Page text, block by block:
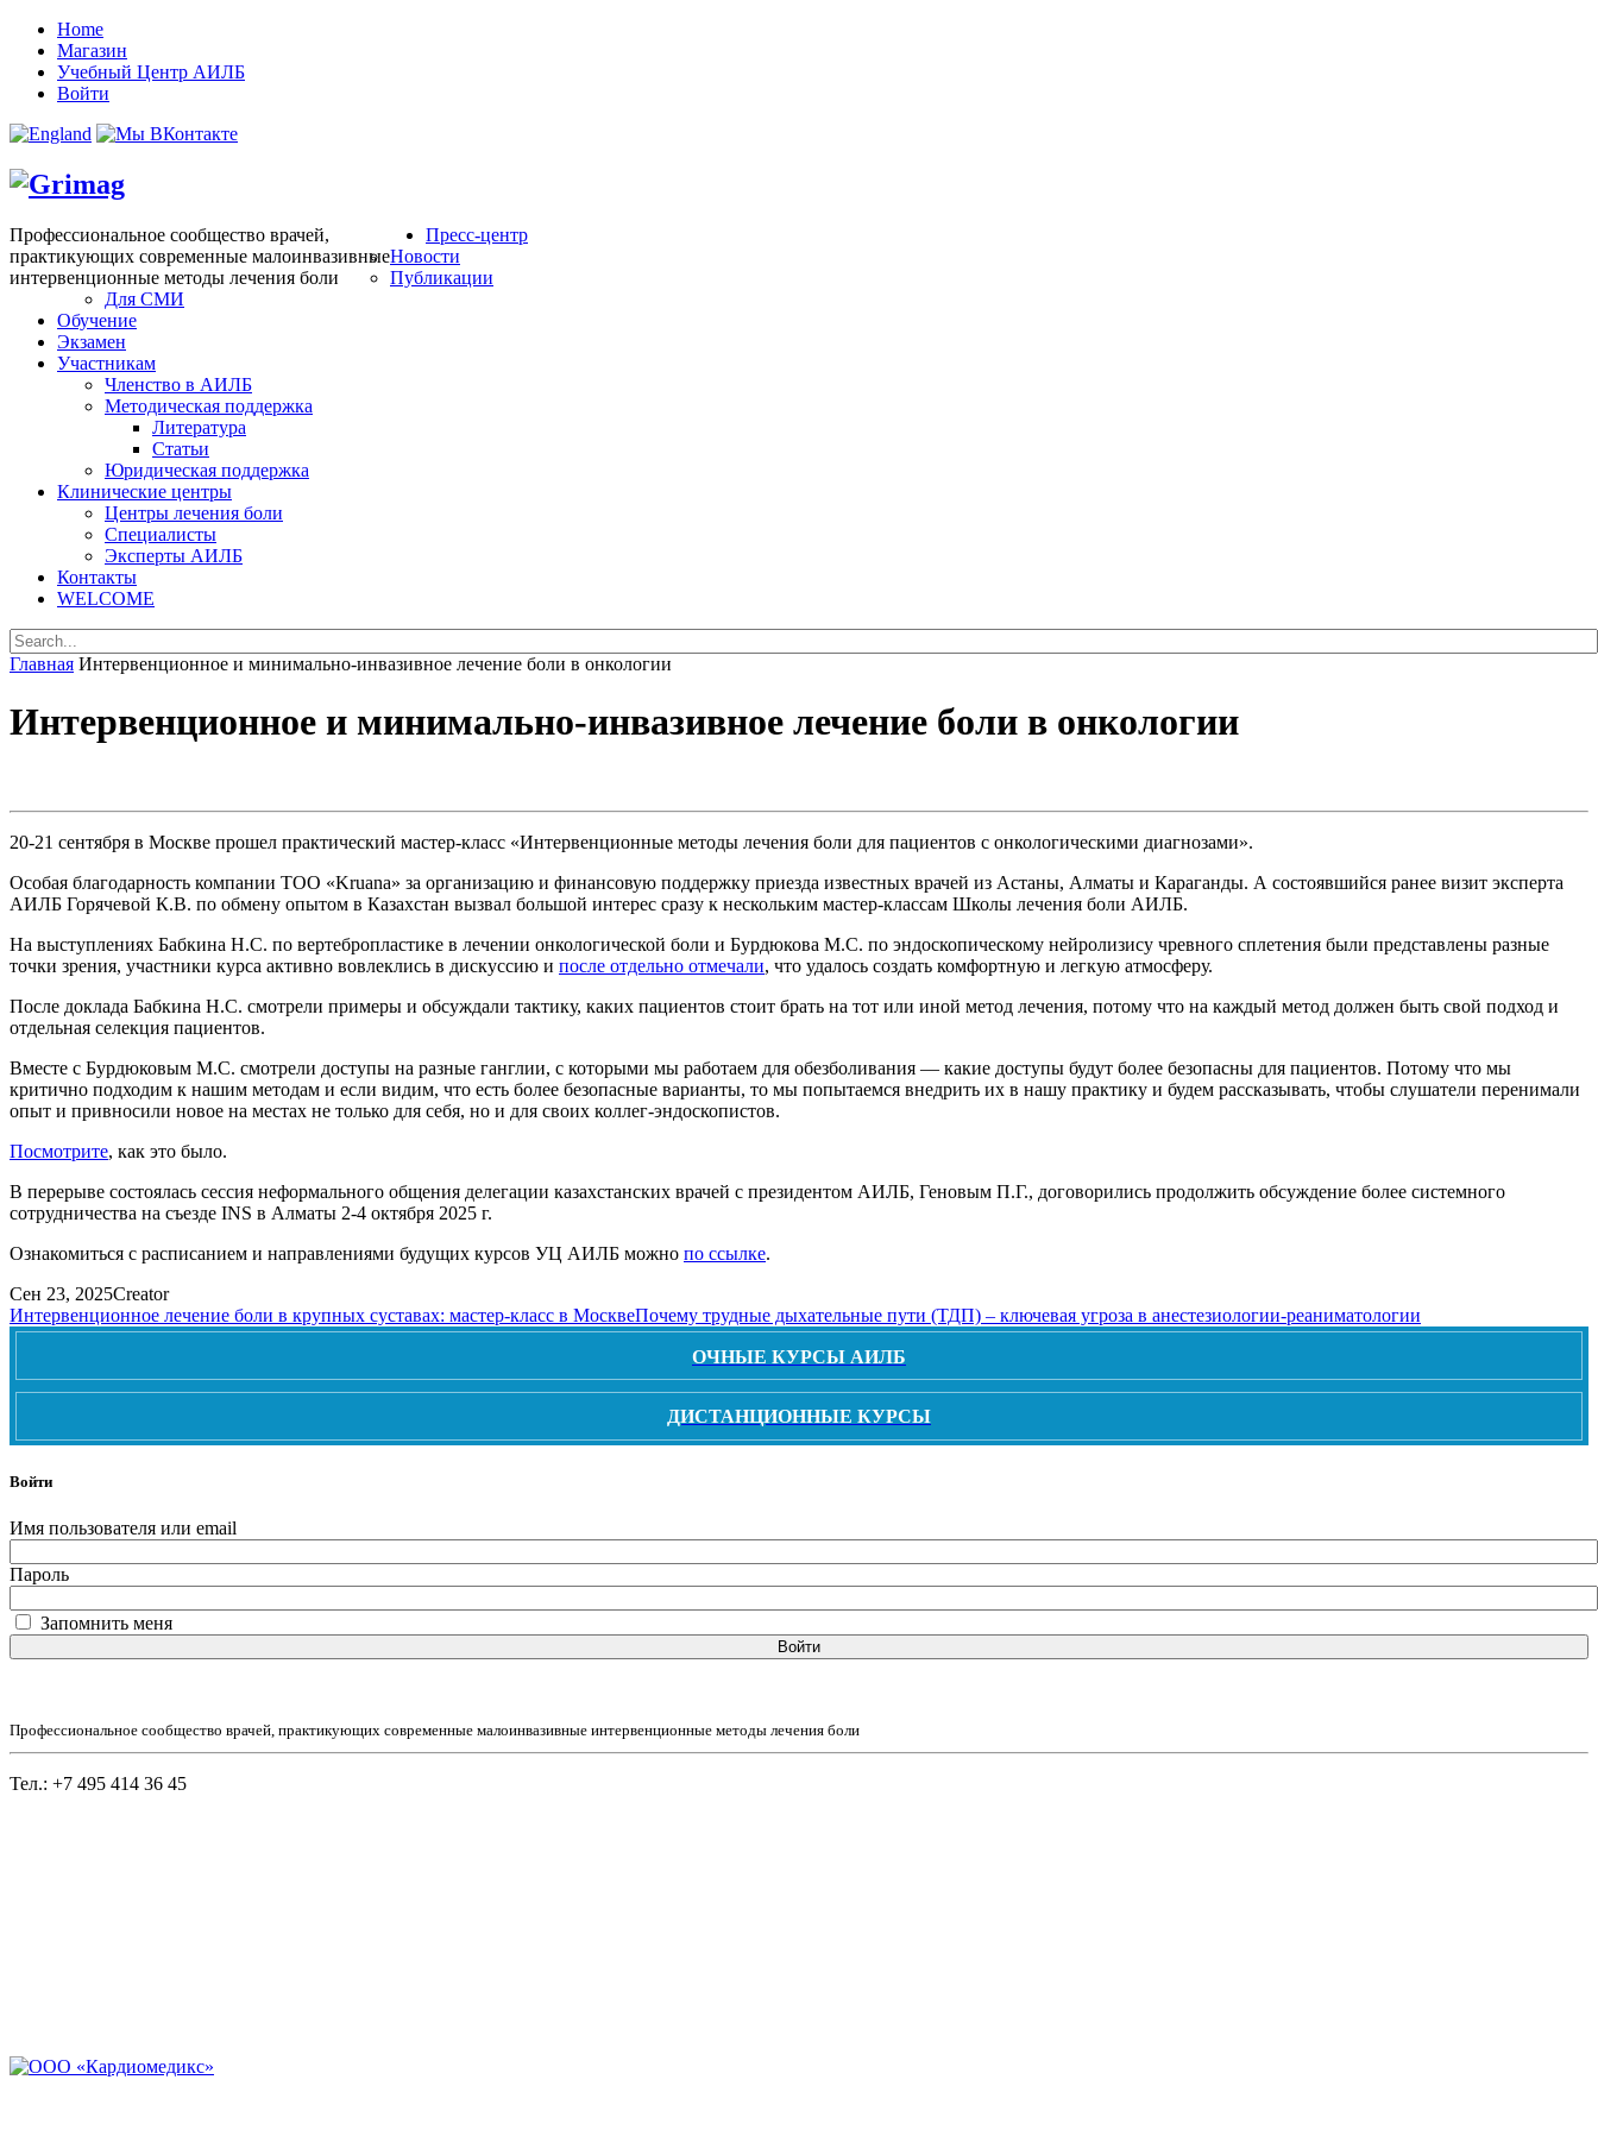
Home
Магазин
Учебный Центр АИЛБ
Войти
Профессиональное сообщество врачей,
практикующих современные малоинвазивные
интервенционные методы лечения боли
Пресс-центр
Новости
Публикации
Для СМИ
Обучение
Экзамен
Участникам
Членство в АИЛБ
Методическая поддержка
Литература
Статьи
Юридическая поддержка
Клинические центры
Центры лечения боли
Специалисты
Эксперты АИЛБ
Контакты
WELCOME
Главная Интервенционное и минимально-инвазивное лечение боли в онкологии
Интервенционное и минимально-инвазивное лечение боли в онкологии
20-21 сентября в Москве прошел практический мастер-класс «Интервенционные методы лечения боли для пациентов с онкологическими диагнозами».
Особая благодарность компании ТОО «Kruana» за организацию и финансовую поддержку приезда известных врачей из Астаны, Алматы и Караганды. А состоявшийся ранее визит эксперта
АИЛБ Горячевой К.В. по обмену опытом в Казахстан вызвал большой интерес сразу к нескольким мастер-классам Школы лечения боли АИЛБ.
На выступлениях Бабкина Н.С. по вертебропластике в лечении онкологической боли и Бурдюкова М.С. по эндоскопическому нейролизису чревного сплетения были представлены разные
точки зрения, участники курса активно вовлеклись в дискуссию и после отдельно отмечали, что удалось создать комфортную и легкую атмосферу.
После доклада Бабкина Н.С. смотрели примеры и обсуждали тактику, каких пациентов стоит брать на тот или иной метод лечения, потому что на каждый метод должен быть свой подход и
отдельная селекция пациентов.
Вместе с Бурдюковым М.С. смотрели доступы на разные ганглии, с которыми мы работаем для обезболивания — какие доступы будут более безопасны для пациентов. Потому что мы
критично подходим к нашим методам и если видим, что есть более безопасные варианты, то мы попытаемся внедрить их в нашу практику и будем рассказывать, чтобы слушатели перенимали
опыт и привносили новое на местах не только для себя, но и для своих коллег-эндоскопистов.
Посмотрите, как это было.
В перерыве состоялась сессия неформального общения делегации казахстанских врачей с президентом АИЛБ, Геновым П.Г., договорились продолжить обсуждение более системного
сотрудничества на съезде INS в Алматы 2-4 октября 2025 г.
Ознакомиться с расписанием и направлениями будущих курсов УЦ АИЛБ можно по ссылке.
Сен 23, 2025Creator
Интервенционное лечение боли в крупных суставах: мастер-класс в МосквеПочему трудные дыхательные пути (ТДП) – ключевая угроза в анестезиологии-реаниматологии
ОЧНЫЕ КУРСЫ АИЛБ
ДИСТАНЦИОННЫЕ КУРСЫ
Войти
Имя пользователя или email
Пароль
Запомнить меня
Войти
Профессиональное сообщество врачей, практикующих современные малоинвазивные интервенционные методы лечения боли
Тел.: +7 495 414 36 45